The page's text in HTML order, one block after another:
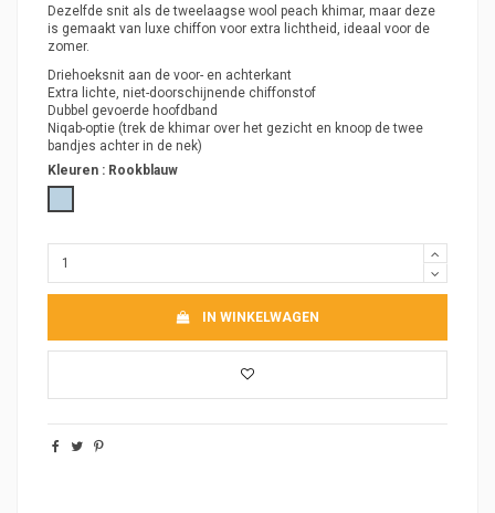
Dezelfde snit als de tweelaagse wool peach khimar, maar deze
is gemaakt van luxe chiffon voor extra lichtheid, ideaal voor de
zomer.
Driehoeksnit aan de voor- en achterkant
Extra lichte, niet-doorschijnende chiffonstof
Dubbel gevoerde hoofdband
Niqab-optie (trek de khimar over het gezicht en knoop de twee
bandjes achter in de nek)
Kleuren : Rookblauw
IN WINKELWAGEN